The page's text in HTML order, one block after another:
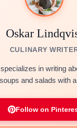
Oskar
CULINARY
in writing
and salads with
Follow on